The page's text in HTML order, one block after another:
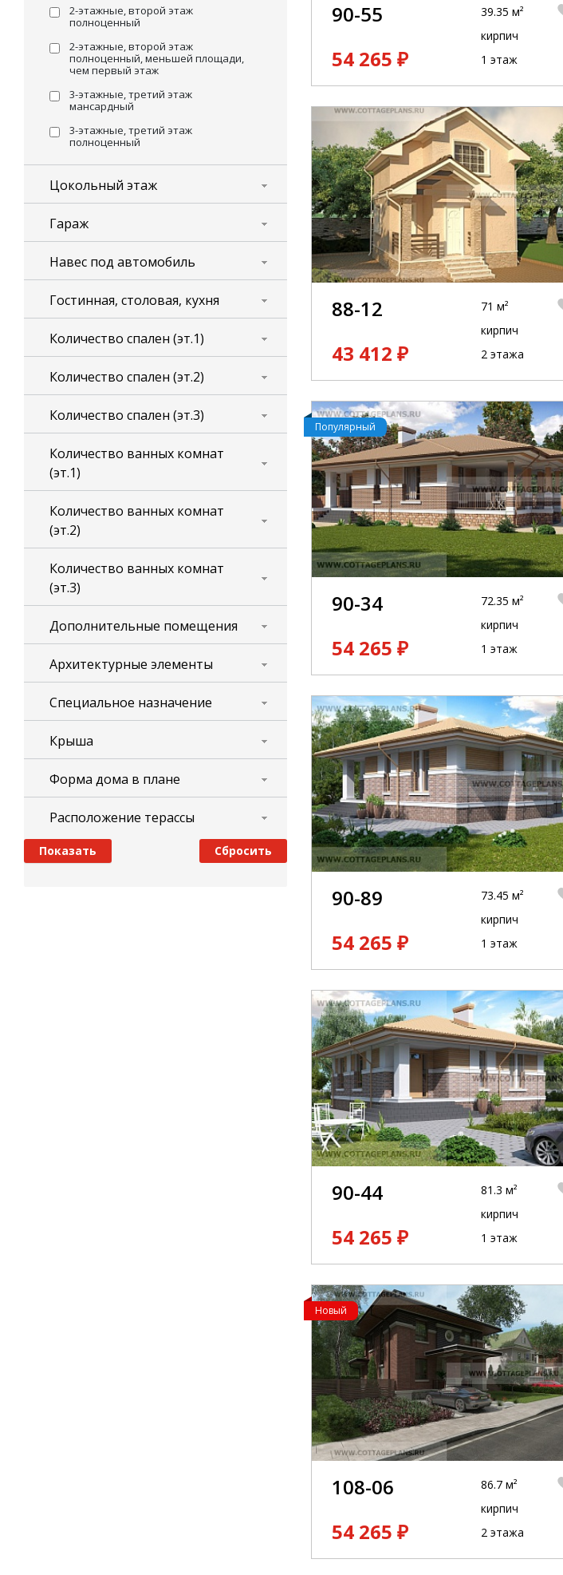
2-этажные, второй этаж
полноценный
2-этажные, второй этаж
полноценный, меньшей площади,
чем первый этаж
3-этажные, третий этаж
мансардный
3-этажные, третий этаж
полноценный
Цокольный этаж
Гараж
Навес под автомобиль
Гостинная, столовая, кухня
Количество спален (эт.1)
Количество спален (эт.2)
Количество спален (эт.3)
Количество ванных комнат
(эт.1)
Количество ванных комнат
(эт.2)
Количество ванных комнат
(эт.3)
Дополнительные помещения
Архитектурные элементы
Специальное назначение
Крыша
Форма дома в плане
Расположение терассы
90-55
54 265 ₽
39.35 м²
кирпич
1 этаж
88-12
43 412 ₽
71 м²
кирпич
2 этажа
Популярный
90-34
54 265 ₽
72.35 м²
кирпич
1 этаж
90-89
54 265 ₽
73.45 м²
кирпич
1 этаж
90-44
54 265 ₽
81.3 м²
кирпич
1 этаж
Новый
108-06
54 265 ₽
86.7 м²
кирпич
2 этажа